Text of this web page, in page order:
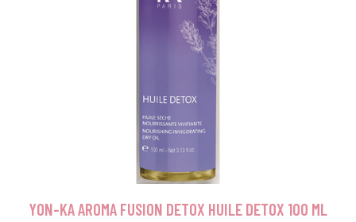
YON-KA AROMA FUSION DETOX HUILE DETOX 100 ML